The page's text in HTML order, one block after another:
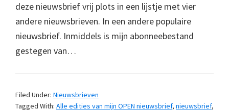
deze nieuwsbrief vrij plots in een lijstje met vier
andere nieuwsbrieven. In een andere populaire
nieuwsbrief. Inmiddels is mijn abonneebestand
gestegen van…
Filed Under: Nieuwsbrieven
Tagged With: Alle edities van mijn OPEN nieuwsbrief, nieuwsbrief,